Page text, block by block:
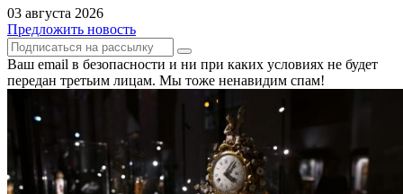
03 августа 2026
Предложить новость
Ваш email в безопасности и ни при каких условиях не будет
передан третьим лицам. Мы тоже ненавидим спам!